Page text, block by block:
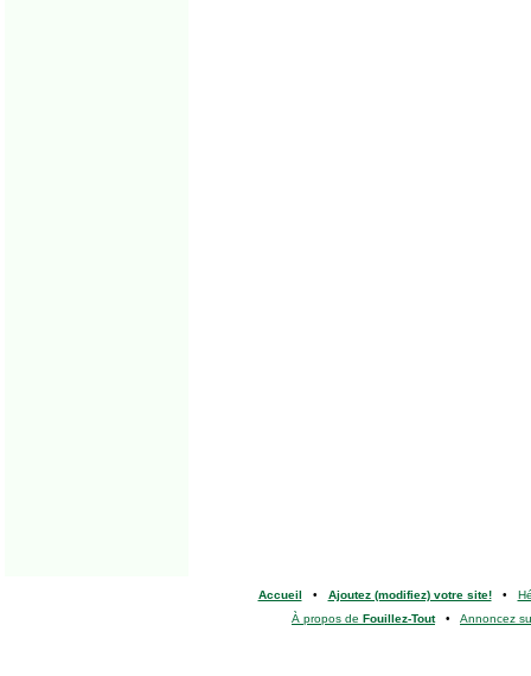
Accueil • Ajoutez (modifiez) votre site!•
À propos de Fouillez-Tout• Annoncez